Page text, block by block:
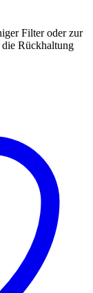
Filter oder zur
die Rückhaltung